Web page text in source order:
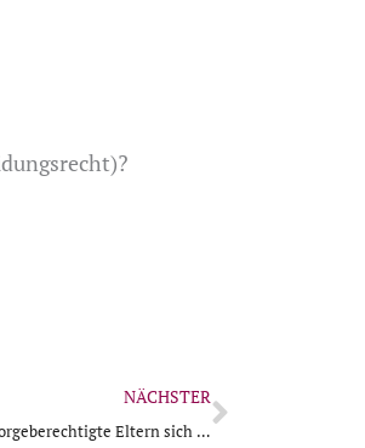
NÄCHSTER
Impfungen von Kindern gegen das Covid 19- Virus-was, wenn sorgeberechtigte Eltern sich darüber nicht einig sind?
Nächster